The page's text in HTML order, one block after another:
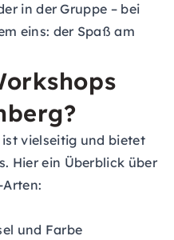
in der Gruppe – bei
eins: der Spaß am
vielseitig und bietet
Hier ein Überblick über
und Farbe